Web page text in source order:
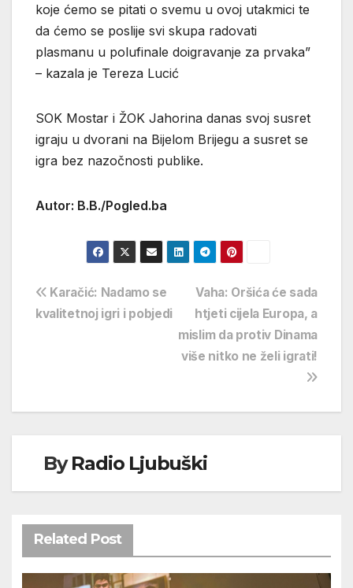
koje ćemo se pitati o svemu u ovoj utakmici te
da ćemo se poslije svi skupa radovati
plasmanu u polufinale doigravanje za prvaka”
– kazala je Tereza Lucić
SOK Mostar i ŽOK Jahorina danas svoj susret
igraju u dvorani na Bijelom Brijegu a susret se
igra bez nazočnosti publike.
Autor: B.B./Pogled.ba
Navigacija
objava
Vaha: Oršića će sada
htjeti cijela Europa, a
mislim da protiv Dinama
više nitko ne želi igrati!
Karačić: Nadamo se
kvalitetnoj igri i pobjedi
ByRadio Ljubuški
Related Post